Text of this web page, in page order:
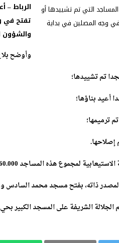
الرباط –
تفتح في
والشؤون
وأوضح
160.000 مصل ومصلية، وكلفتها الإجمالية 647,3 مليون درهم.
ذاته، بفتح مسجد محمد السادس
على المسجد الكبير بحي السلام بأكادير وتبلغ